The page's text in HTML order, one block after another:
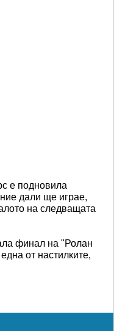
е подновила
дали ще играе,
на следващата
финал на "Ролан
от настилките,